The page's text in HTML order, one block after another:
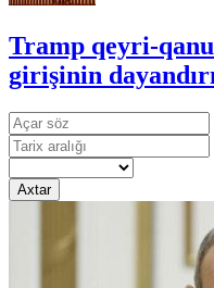
Tramp qeyri-
girişinin
Axtar